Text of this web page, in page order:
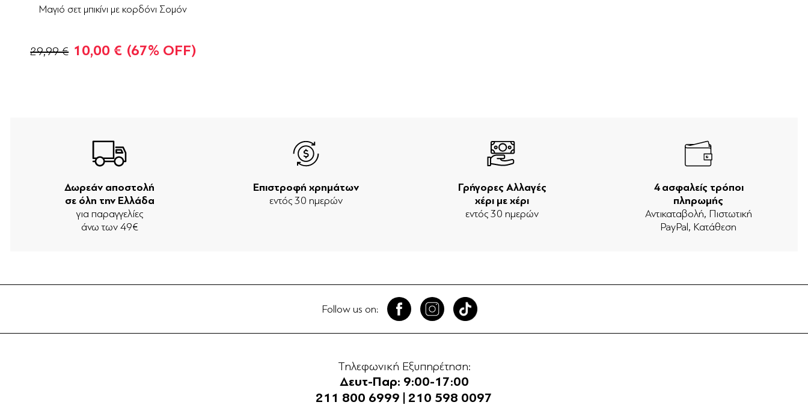
Μαγιό σετ μπικίνι με κορδόνι Σομόν
29,99 € 10,00 € (67% OFF)
Δωρεάν αποστολή
σε όλη την Ελλάδα
για παραγγελίες
άνω των 49€
Επιστροφή χρημάτων
εντός 30 ημερών
Γρήγορες Αλλαγές
χέρι με χέρι
εντός 30 ημερών
4 ασφαλείς τρόποι
πληρωμής
Αντικαταβολή, Πιστωτική
PayPal, Κατάθεση
Follow us on:
Τηλεφωνική Εξυπηρέτηση:
Δευτ-Παρ: 9:00-17:00
211 800 6999
210 598 0097